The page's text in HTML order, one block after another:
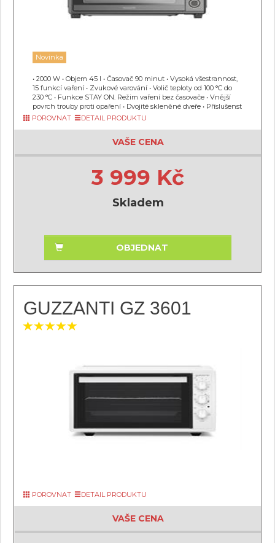
Novinka
• 2000 W • Objem 45 l • Časovač 90 minut • Vysoká všestrannost,
15 funkcí vaření • Zvukové varování • Volič teploty od 100 °C do
230 °C • Funkce STAY ON. Režim vaření bez časovače • Vnější
povrch trouby proti opaření • Dvojité skleněné dveře • Příslušenst
POROVNAT
DETAIL PRODUKTU
VAŠE CENA
3 999 Kč
Skladem
OBJEDNAT
GUZZANTI GZ 3601
POROVNAT DETAIL PRODUKTU
VAŠE CENA